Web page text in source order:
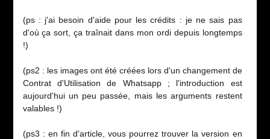
(ps : j'ai besoin d'aide pour les crédits : je ne sais pas
d'où ça sort, ça traînait dans mon ordi depuis longtemps
!)
(ps2 : les images ont été créées lors d'un changement de
Contrat d'Utilisation de Whatsapp ; l'introduction est
aujourd'hui un peu passée, mais les arguments restent
valables !)
(ps3 : en fin d'article, vous pourrez trouver la version en